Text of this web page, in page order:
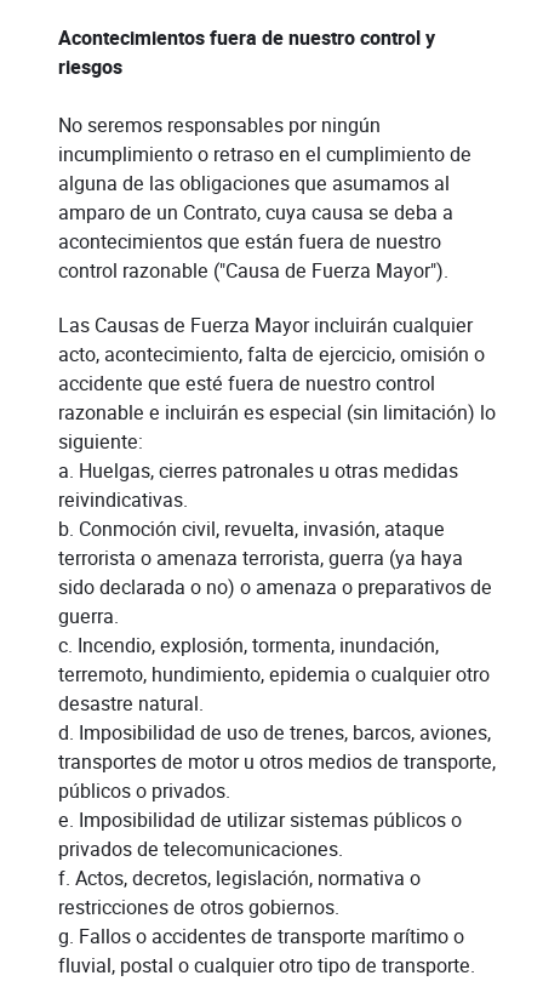
Acontecimientos fuera de nuestro control y
riesgos
No seremos responsables por ningún
incumplimiento o retraso en el cumplimiento de
alguna de las obligaciones que asumamos al
amparo de un Contrato, cuya causa se deba a
acontecimientos que están fuera de nuestro
control razonable ("Causa de Fuerza Mayor").
Las Causas de Fuerza Mayor incluirán cualquier
acto, acontecimiento, falta de ejercicio, omisión o
accidente que esté fuera de nuestro control
razonable e incluirán es especial (sin limitación) lo
siguiente:
a. Huelgas, cierres patronales u otras medidas
reivindicativas.
b. Conmoción civil, revuelta, invasión, ataque
terrorista o amenaza terrorista, guerra (ya haya
sido declarada o no) o amenaza o preparativos de
guerra.
c. Incendio, explosión, tormenta, inundación,
terremoto, hundimiento, epidemia o cualquier otro
desastre natural.
d. Imposibilidad de uso de trenes, barcos, aviones,
transportes de motor u otros medios de transporte,
públicos o privados.
e. Imposibilidad de utilizar sistemas públicos o
privados de telecomunicaciones.
f. Actos, decretos, legislación, normativa o
restricciones de otros gobiernos.
g. Fallos o accidentes de transporte marítimo o
fluvial, postal o cualquier otro tipo de transporte.